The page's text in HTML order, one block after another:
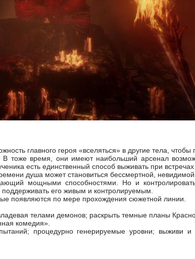
главного героя «вселяться» в другие тела, чтобы
время, они имеют наибольший арсенал
есть единственный способ выживать при
душа может становиться бессмертной, невидимой,
мощными способностями. Но и контролировать
его живым и контролируемым.
появляются по мере прохождения сюжетной линии.
телами демонов; раскрыть темные планы
комедия».
процедурно генерируемые уровни; выживи и